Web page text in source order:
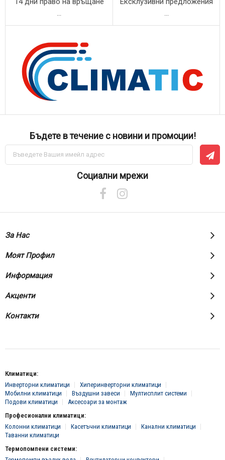
Бъдете в течение с новини и промоции!
Абонирай
за
Социални мрежи
За Нас
Моят Профил
Информация
Акценти
Контакти
Климатици:
Инверторни климатици
Хиперинверторни климатици
Мобилни климатици
Въздушни завеси
Мултисплит системи
Подови климатици
Аксесоари за монтаж
Професионални климатици:
Колонни климатици
Касетъчни климатици
Канални климатици
Таванни климатици
Термопомпени системи: